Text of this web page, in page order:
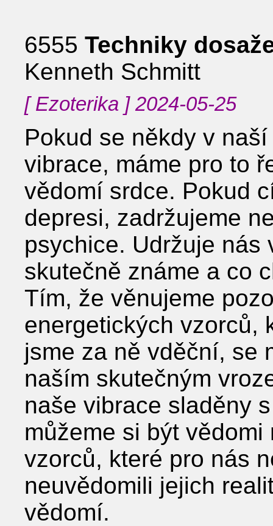
6555 Techniky
Kenneth Schmitt
[ Ezoterika ] 2024-05-25
Pokud se někdy v
vibrace, máme pro to
vědomí srdce. Pokud
depresi, zadržujeme
psychice. Udržuje nás
skutečně známe a co
Tím, že věnujeme
energetických vzorců,
jsme za ně vděční, se
naším skutečným
naše vibrace sladěny
můžeme si být
vzorců, které pro nás
neuvědomili jejich
vědomí.